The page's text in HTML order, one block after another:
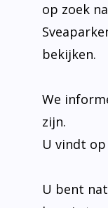
op zoek
bekijken.
We
zijn.
U vindt
U bent